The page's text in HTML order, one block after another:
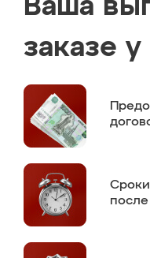
Ваша
заказе у
Сроки